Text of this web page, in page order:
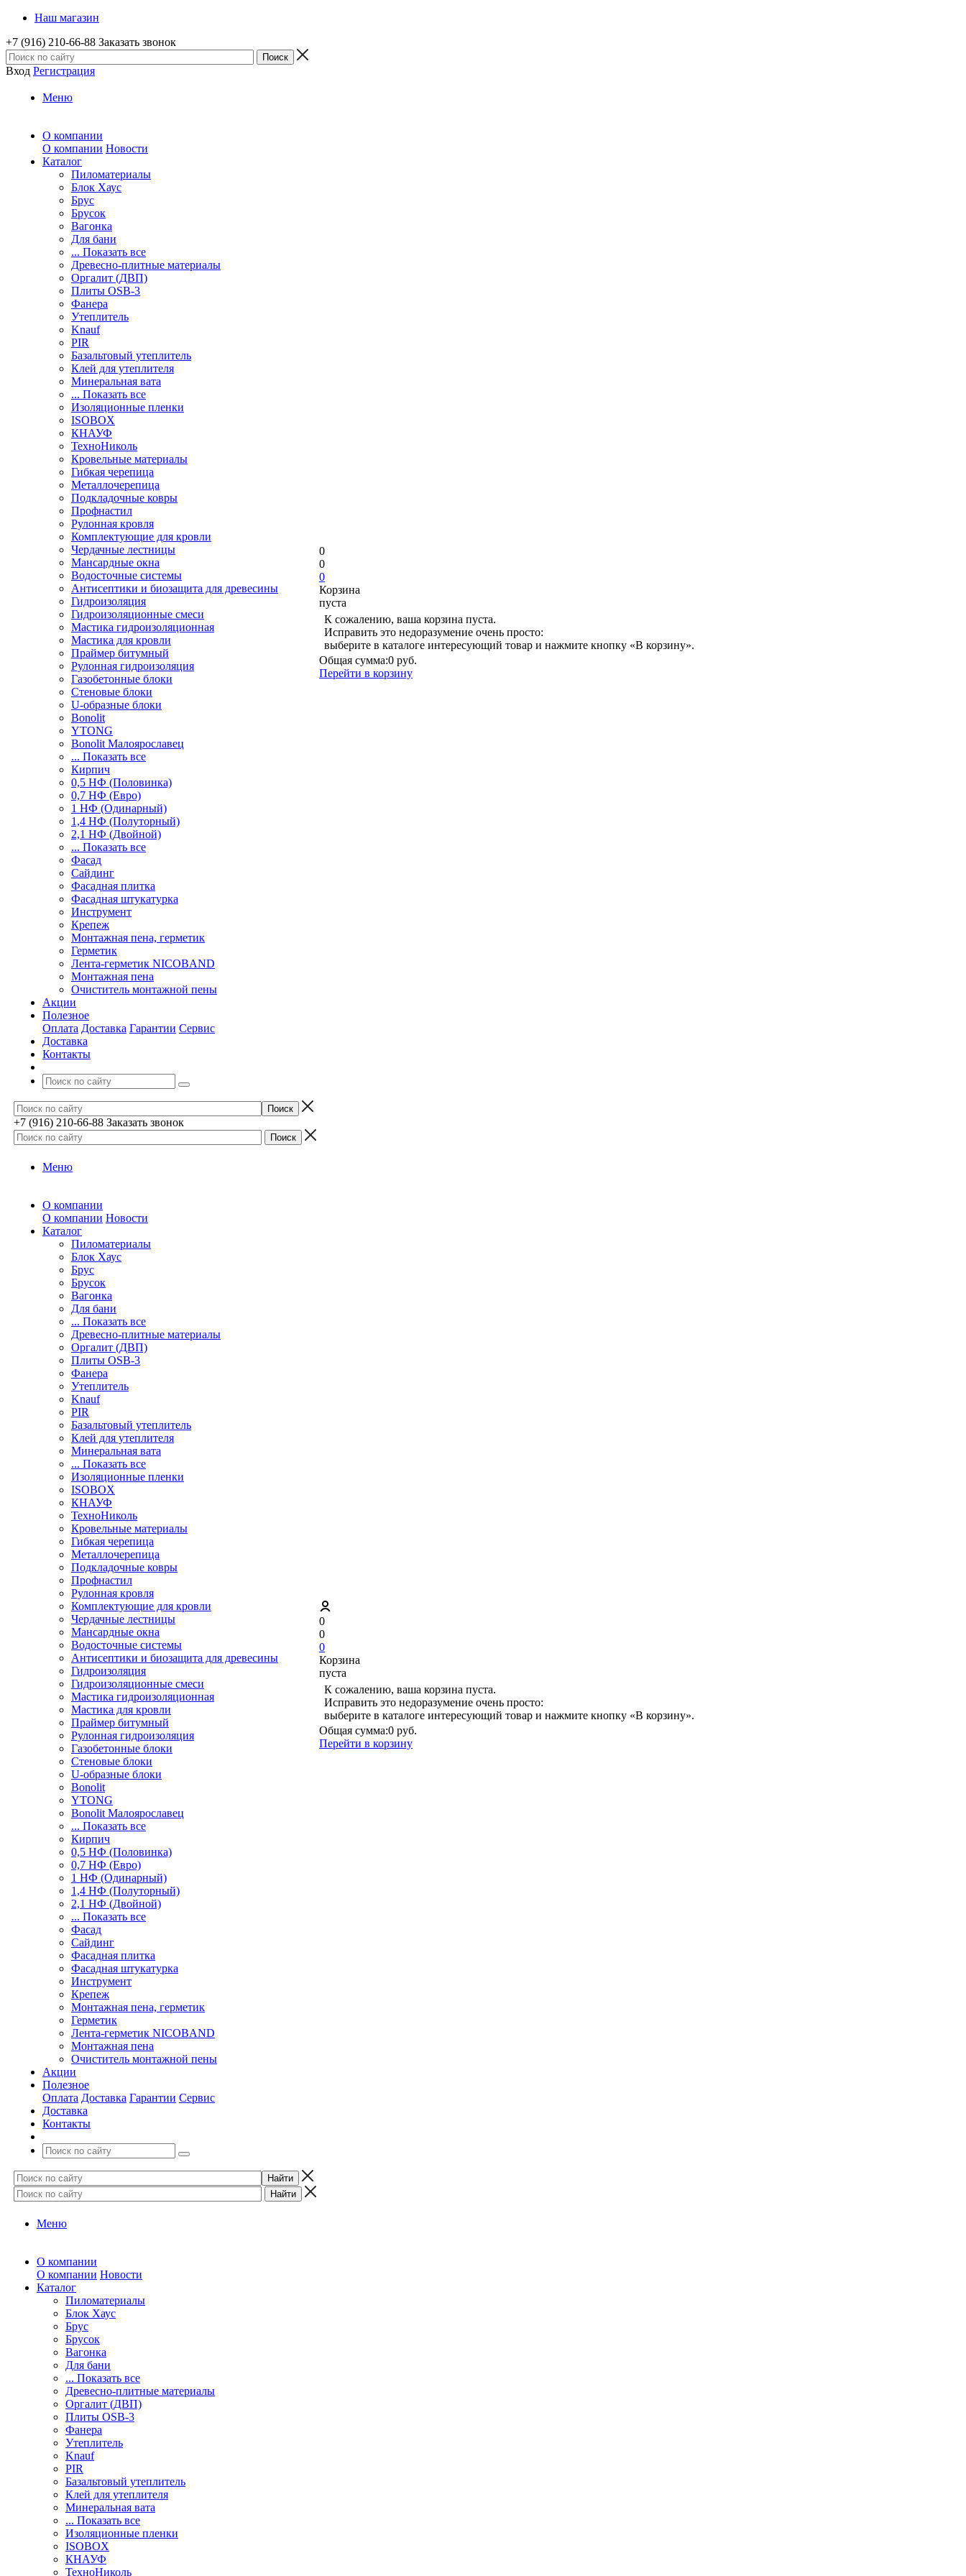
Наш магазин
+7 (916) 210-66-88 Заказать звонок
Вход Регистрация
Меню
О компании
О компании Новости
Каталог
Пиломатериалы
Блок Хаус
Брус
Брусок
Вагонка
Для бани
... Показать все
Древесно-плитные материалы
Оргалит (ДВП)
Плиты OSB-3
Фанера
Утеплитель
Knauf
PIR
Базальтовый утеплитель
Клей для утеплителя
Минеральная вата
... Показать все
Изоляционные пленки
ISOBOX
КНАУФ
ТехноНиколь
Кровельные материалы
Гибкая черепица
Металлочерепица
Подкладочные ковры
Профнастил
Рулонная кровля
Комплектующие для кровли
Чердачные лестницы
Мансардные окна
Водосточные системы
Антисептики и биозащита для древесины
Гидроизоляция
Гидроизоляционные смеси
Мастика гидроизоляционная
Мастика для кровли
Праймер битумный
Рулонная гидроизоляция
Газобетонные блоки
Стеновые блоки
U-образные блоки
Bonolit
YTONG
Bonolit Малоярославец
... Показать все
Кирпич
0,5 НФ (Половинка)
0,7 НФ (Евро)
1 НФ (Одинарный)
1,4 НФ (Полуторный)
2,1 НФ (Двойной)
... Показать все
Фасад
Сайдинг
Фасадная плитка
Фасадная штукатурка
Инструмент
Крепеж
Монтажная пена, герметик
Герметик
Лента-герметик NICOBAND
Монтажная пена
Очиститель монтажной пены
Акции
Полезное
Оплата Доставка Гарантии Сервис
Доставка
Контакты
+7 (916) 210-66-88 Заказать звонок
0
0
0
Корзина
пуста
К сожалению, ваша корзина пуста.
Исправить это недоразумение очень просто:
выберите в каталоге интересующий товар и нажмите кнопку «В корзину».
Общая сумма:0 руб.
Перейти в корзину
Меню
О компании
О компании Новости
Каталог
Пиломатериалы
Блок Хаус
Брус
Брусок
Вагонка
Для бани
... Показать все
Древесно-плитные материалы
Оргалит (ДВП)
Плиты OSB-3
Фанера
Утеплитель
Knauf
PIR
Базальтовый утеплитель
Клей для утеплителя
Минеральная вата
... Показать все
Изоляционные пленки
ISOBOX
КНАУФ
ТехноНиколь
Кровельные материалы
Гибкая черепица
Металлочерепица
Подкладочные ковры
Профнастил
Рулонная кровля
Комплектующие для кровли
Чердачные лестницы
Мансардные окна
Водосточные системы
Антисептики и биозащита для древесины
Гидроизоляция
Гидроизоляционные смеси
Мастика гидроизоляционная
Мастика для кровли
Праймер битумный
Рулонная гидроизоляция
Газобетонные блоки
Стеновые блоки
U-образные блоки
Bonolit
YTONG
Bonolit Малоярославец
... Показать все
Кирпич
0,5 НФ (Половинка)
0,7 НФ (Евро)
1 НФ (Одинарный)
1,4 НФ (Полуторный)
2,1 НФ (Двойной)
... Показать все
Фасад
Сайдинг
Фасадная плитка
Фасадная штукатурка
Инструмент
Крепеж
Монтажная пена, герметик
Герметик
Лента-герметик NICOBAND
Монтажная пена
Очиститель монтажной пены
Акции
Полезное
Оплата Доставка Гарантии Сервис
Доставка
Контакты
0
0
0
Корзина
пуста
К сожалению, ваша корзина пуста.
Исправить это недоразумение очень просто:
выберите в каталоге интересующий товар и нажмите кнопку «В корзину».
Общая сумма:0 руб.
Перейти в корзину
Меню
О компании
О компании Новости
Каталог
Пиломатериалы
Блок Хаус
Брус
Брусок
Вагонка
Для бани
... Показать все
Древесно-плитные материалы
Оргалит (ДВП)
Плиты OSB-3
Фанера
Утеплитель
Knauf
PIR
Базальтовый утеплитель
Клей для утеплителя
Минеральная вата
... Показать все
Изоляционные пленки
ISOBOX
КНАУФ
ТехноНиколь